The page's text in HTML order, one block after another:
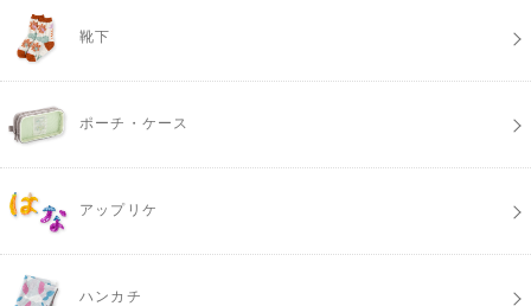
靴下
ポーチ・ケース
アップリケ
ハンカチ